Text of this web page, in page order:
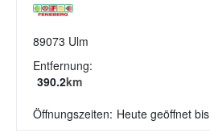
89073 Ulm
Entfernung:
390.2km
Öffnungszeiten: Heute geöffnet